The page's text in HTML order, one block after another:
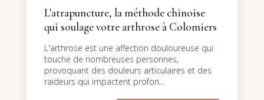
L'atrapuncture, la méthode chinoise
qui soulage votre arthrose à Colomiers
L'arthrose est une affection douloureuse qui
touche de nombreuses personnes,
provoquant des douleurs articulaires et des
raideurs qui impactent profon...